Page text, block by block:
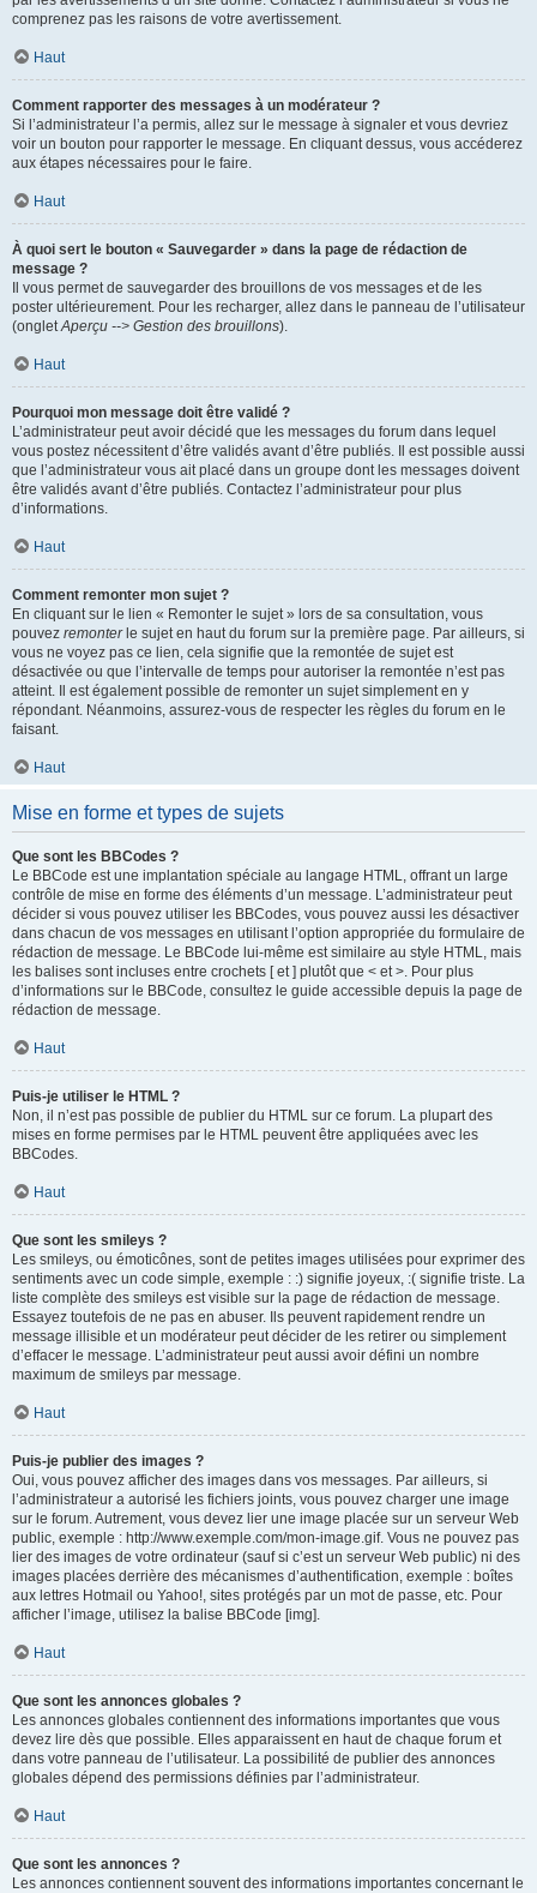
comprenez pas les raisons de votre avertissement.
Haut
Comment rapporter des messages à un modérateur ?
Si l’administrateur l’a permis, allez sur le message à signaler et vous devriez
voir un bouton pour rapporter le message. En cliquant dessus, vous accéderez
aux étapes nécessaires pour le faire.
Haut
À quoi sert le bouton « Sauvegarder » dans la page de rédaction de
message ?
Il vous permet de sauvegarder des brouillons de vos messages et de les
poster ultérieurement. Pour les recharger, allez dans le panneau de l’utilisateur
(ongletAperçu --> Gestion des brouillons).
Haut
Pourquoi mon message doit être validé ?
L’administrateur peut avoir décidé que les messages du forum dans lequel
vous postez nécessitent d’être validés avant d’être publiés. Il est possible aussi
que l’administrateur vous ait placé dans un groupe dont les messages doivent
être validés avant d’être publiés. Contactez l’administrateur pour plus
d’informations.
Haut
Comment remonter mon sujet ?
En cliquant sur le lien « Remonter le sujet » lors de sa consultation, vous
pouvez remonterle sujet en haut du forum sur la première page. Par ailleurs, si
vous ne voyez pas ce lien, cela signifie que la remontée de sujet est
désactivée ou que l’intervalle de temps pour autoriser la remontée n’est pas
atteint. Il est également possible de remonter un sujet simplement en y
répondant. Néanmoins, assurez-vous de respecter les règles du forum en le
faisant.
Haut
Mise en forme et types de sujets
Que sont les BBCodes ?
Le BBCode est une implantation spéciale au langage HTML, offrant un large
contrôle de mise en forme des éléments d’un message. L’administrateur peut
décider si vous pouvez utiliser les BBCodes, vous pouvez aussi les désactiver
dans chacun de vos messages en utilisant l’option appropriée du formulaire de
rédaction de message. Le BBCode lui-même est similaire au style HTML, mais
les balises sont incluses entre crochets [ et ] plutôt que < et >. Pour plus
d’informations sur le BBCode, consultez le guide accessible depuis la page de
rédaction de message.
Haut
Puis-je utiliser le HTML ?
Non, il n’est pas possible de publier du HTML sur ce forum. La plupart des
mises en forme permises par le HTML peuvent être appliquées avec les
BBCodes.
Haut
Que sont les smileys ?
Les smileys, ou émoticônes, sont de petites images utilisées pour exprimer des
sentiments avec un code simple, exemple : :) signifie joyeux, :( signifie triste. La
liste complète des smileys est visible sur la page de rédaction de message.
Essayez toutefois de ne pas en abuser. Ils peuvent rapidement rendre un
message illisible et un modérateur peut décider de les retirer ou simplement
d’effacer le message. L’administrateur peut aussi avoir défini un nombre
maximum de smileys par message.
Haut
Puis-je publier des images ?
Oui, vous pouvez afficher des images dans vos messages. Par ailleurs, si
l’administrateur a autorisé les fichiers joints, vous pouvez charger une image
sur le forum. Autrement, vous devez lier une image placée sur un serveur Web
public, exemple : http://www.exemple.com/mon-image.gif. Vous ne pouvez pas
lier des images de votre ordinateur (sauf si c’est un serveur Web public) ni des
images placées derrière des mécanismes d’authentification, exemple : boîtes
aux lettres Hotmail ou Yahoo!, sites protégés par un mot de passe, etc. Pour
afficher l’image, utilisez la balise BBCode [img].
Haut
Que sont les annonces globales ?
Les annonces globales contiennent des informations importantes que vous
devez lire dès que possible. Elles apparaissent en haut de chaque forum et
dans votre panneau de l’utilisateur. La possibilité de publier des annonces
globales dépend des permissions définies par l’administrateur.
Haut
Que sont les annonces ?
Les annonces contiennent souvent des informations importantes concernant le